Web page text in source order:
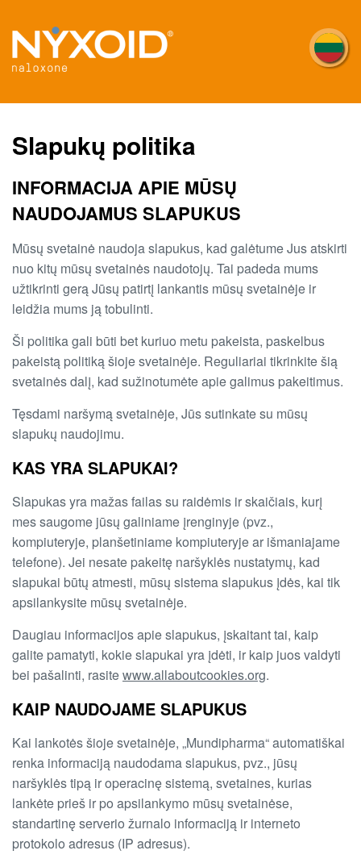
pagrindinį
turinį
Slapukų politika
INFORMACIJA APIE MŪSŲ
NAUDOJAMUS SLAPUKUS
Mūsų svetainė naudoja slapukus, kad galėtume Jus atskirti
nuo kitų mūsų svetainės naudotojų. Tai padeda mums
užtikrinti gerą Jūsų patirtį lankantis mūsų svetainėje ir
leidžia mums ją tobulinti.
Ši politika gali būti bet kuriuo metu pakeista, paskelbus
pakeistą politiką šioje svetainėje. Reguliariai tikrinkite šią
svetainės dalį, kad sužinotumėte apie galimus pakeitimus.
Tęsdami naršymą svetainėje, Jūs sutinkate su mūsų
slapukų naudojimu.
KAS YRA SLAPUKAI?
Slapukas yra mažas failas su raidėmis ir skaičiais, kurį
mes saugome jūsų galiniame įrenginyje (pvz.,
kompiuteryje, planšetiniame kompiuteryje ar išmaniajame
telefone). Jei nesate pakeitę naršyklės nustatymų, kad
slapukai būtų atmesti, mūsų sistema slapukus įdės, kai tik
apsilankysite mūsų svetainėje.
Daugiau informacijos apie slapukus, įskaitant tai, kaip
galite pamatyti, kokie slapukai yra įdėti, ir kaip juos valdyti
bei pašalinti, rasitewww.allaboutcookies.org.
KAIP NAUDOJAME SLAPUKUS
Kai lankotės šioje svetainėje, „Mundipharma“ automatiškai
renka informaciją naudodama slapukus, pvz., jūsų
naršyklės tipą ir operacinę sistemą, svetaines, kurias
lankėte prieš ir po apsilankymo mūsų svetainėse,
standartinę serverio žurnalo informaciją ir interneto
protokolo adresus (IP adresus).